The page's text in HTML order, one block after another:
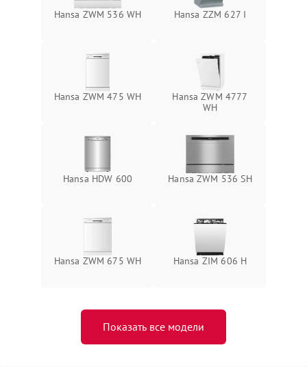
Hansa ZWM 536 WH Hansa ZZM 627 I
Hansa ZWM 475 WH
Hansa ZWM 4777
WH
Hansa HDW 600 Hansa ZWM 536 SH
Hansa ZWM 675 WH Hansa ZIM 606 Н
Показать все модели